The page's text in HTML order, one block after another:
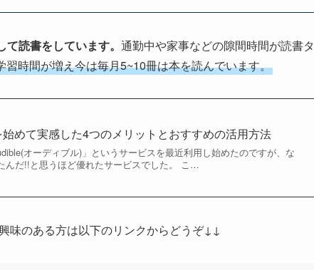
読書をしています。 通勤中や家事などの隙間時間が読書タ
習時間が増え今は毎月5~10冊は本を読んでいます。
めて実感した4つのメリットとおすすめの活用方法
オーディブル)」というサービスを最近利用し始めたのですが、な
んだ!!と思うほど優れたサービスでした。 こ…
味のある方は以下のリンクからどうぞ↓↓